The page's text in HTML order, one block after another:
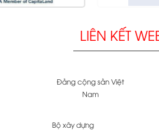
LIÊN KẾT
Đảng cộng sản Việt
Nam
Bộ xây dựng